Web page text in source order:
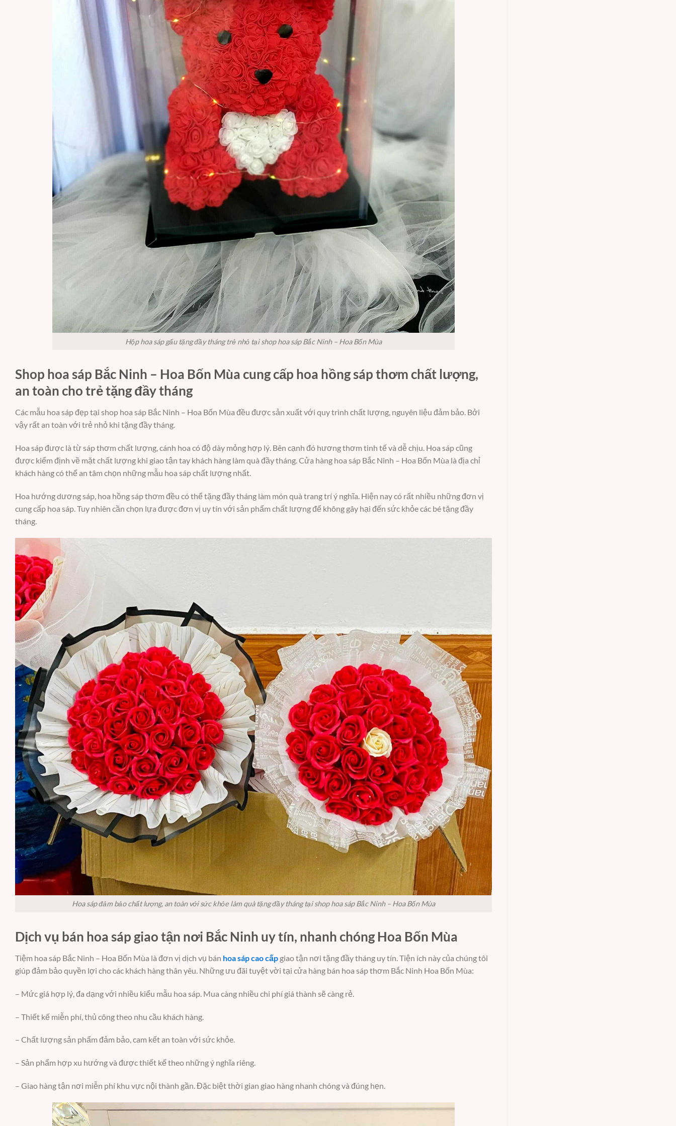
Hộp hoa sáp gấu tặng đầy tháng trẻ nhỏ tại shop hoa sáp Bắc Ninh – Hoa Bốn Mùa
Shop hoa sáp Bắc Ninh – Hoa Bốn Mùa cung cấp hoa hồng sáp thơm chất lượng,
an toàn cho trẻ tặng đầy tháng
Các mẫu hoa sáp đẹp tại shop hoa sáp Bắc Ninh – Hoa Bốn Mùa đều được sản xuất với quy trình chất lượng, nguyên liệu đảm bảo. Bởi
vậy rất an toàn với trẻ nhỏ khi tặng đầy tháng.
Hoa sáp được là từ sáp thơm chất lượng, cánh hoa có độ dày mỏng hợp lý. Bên cạnh đó hương thơm tinh tế và dễ chịu. Hoa sáp cũng
được kiểm định về mặt chất lượng khi giao tận tay khách hàng làm quà đầy tháng. Cửa hàng hoa sáp Bắc Ninh – Hoa Bốn Mùa là địa chỉ
khách hàng có thể an tâm chọn những mẫu hoa sáp chất lượng nhất.
Hoa hướng dương sáp, hoa hồng sáp thơm đều có thể tặng đầy tháng làm món quà trang trí ý nghĩa. Hiện nay có rất nhiều những đơn vị
cung cấp hoa sáp. Tuy nhiên cần chọn lựa được đơn vị uy tín với sản phẩm chất lượng để không gây hại đến sức khỏe các bé tặng đầy
tháng.
Hoa sáp đảm bảo chất lượng, an toàn với sức khỏe làm quà tặng đầy tháng tại shop hoa sáp Bắc Ninh – Hoa Bốn Mùa
Dịch vụ bán hoa sáp giao tận nơi Bắc Ninh uy tín, nhanh chóng Hoa Bốn Mùa
Tiệm hoa sáp Bắc Ninh – Hoa Bốn Mùa là đơn vị dịch vụ bán hoa sáp cao cấp giao tận nơi tặng đầy tháng uy tín. Tiện ích này của chúng tôi
giúp đảm bảo quyền lợi cho các khách hàng thân yêu. Những ưu đãi tuyệt vời tại cửa hàng bán hoa sáp thơm Bắc Ninh Hoa Bốn Mùa:
– Mức giá hợp lý, đa dạng với nhiều kiểu mẫu hoa sáp. Mua càng nhiều chi phí giá thành sẽ càng rẻ.
– Thiết kế miễn phí, thủ công theo nhu cầu khách hàng.
– Chất lượng sản phẩm đảm bảo, cam kết an toàn với sức khỏe.
– Sản phẩm hợp xu hướng và được thiết kế theo những ý nghĩa riêng.
– Giao hàng tận nơi miễn phí khu vực nội thành gần. Đặc biệt thời gian giao hàng nhanh chóng và đúng hẹn.